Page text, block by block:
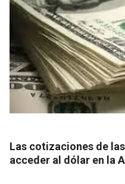
Las cotizaciones de
acceder al dólar en la